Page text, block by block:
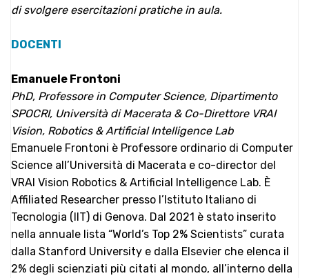
di svolgere esercitazioni pratiche in aula.
DOCENTI
Emanuele Frontoni
PhD, Professore in Computer Science, Dipartimento
SPOCRI, Università di Macerata & Co-Direttore VRAI
Vision, Robotics & Artificial Intelligence Lab
Emanuele Frontoni è Professore ordinario di Computer
Science all’Università di Macerata e co-director del
VRAI Vision Robotics & Artificial Intelligence Lab. È
Affiliated Researcher presso l’Istituto Italiano di
Tecnologia (IIT) di Genova. Dal 2021 è stato inserito
nella annuale lista “World’s Top 2% Scientists” curata
dalla Stanford University e dalla Elsevier che elenca il
2% degli scienziati più citati al mondo, all’interno della